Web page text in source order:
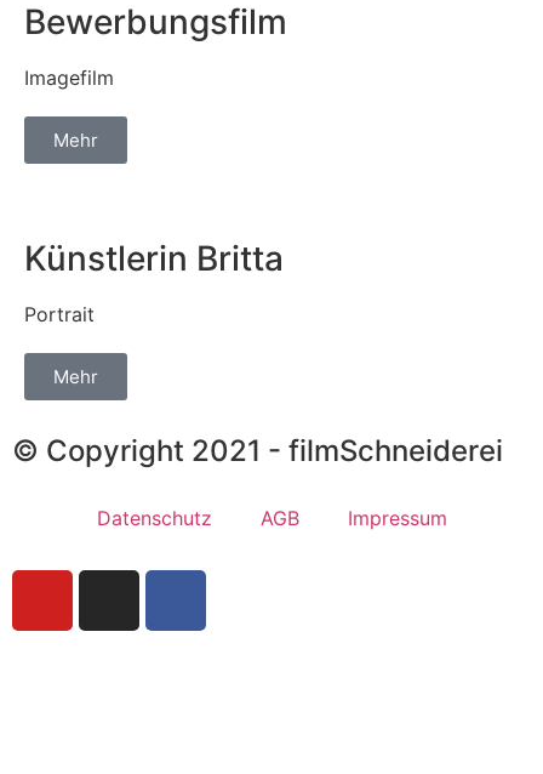
Bewerbungsfilm
Imagefilm
Mehr
Künstlerin Britta
Portrait
Mehr
© Copyright 2021 - filmSchneiderei
Datenschutz AGB Impressum